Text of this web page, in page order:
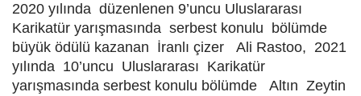
2020 yılında düzenlenen 9’uncu Uluslararası
Karikatür yarışmasında serbest konulu bölümde
büyük ödülü kazanan İranlı çizer Ali Rastoo, 2021
yılında 10’uncu Uluslararası Karikatür
yarışmasında serbest konulu bölümde Altın Zeytin